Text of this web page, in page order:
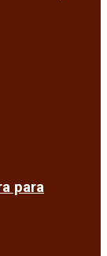
para